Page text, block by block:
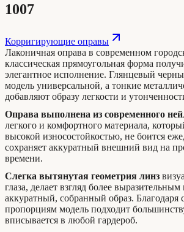
1007
Корригирующие оправы
Лаконичная оправа в современном
классическая прямоугольная форма
элегантное исполнение. Глянцевый
модель универсальной, а тонкие
добавляют образу легкости и
Оправа выполнена из современного
легкого и комфортного материала,
высокой износостойкостью, не боится
сохраняет аккуратный внешний вид на
времени.
Слегка вытянутая геометрия линз
глаза, делает взгляд более выразительным
аккуратный, собранный образ. Благодаря
пропорциям модель подходит
вписывается в любой гардероб.